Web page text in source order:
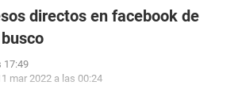
directos en facebook de
17:49
mar 2022 a las 00:24